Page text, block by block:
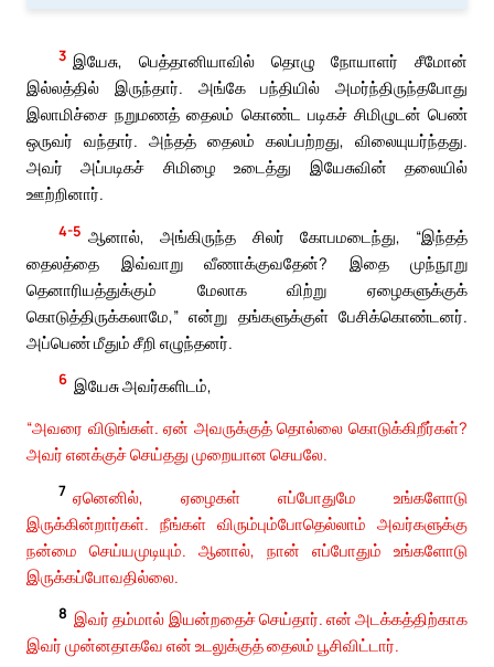
3 இயேசு, பெத்தானியாவில் தொழு நோயாளர் சீமோன்
இல்லத்தில் இருந்தார். அங்கே பந்தியில் அமர்ந்திருந்தபோது
இலாமிச்சை நறுமணத் தைலம் கொண்ட படிகச் சிமிழுடன் பெண்
ஒருவர் வந்தார். அந்தத் தைலம் கலப்பற்றது, விலையுயர்ந்தது.
அவர் அப்படிகச் சிமிழை உடைத்து இயேசுவின் தலையில்
ஊற்றினார்.
4-5 ஆனால், அங்கிருந்த சிலர் கோபமடைந்து, “இந்தத்
தைலத்தை இவ்வாறு வீணாக்குவதேன்? இதை முந்நூறு
தெனாரியத்துக்கும் மேலாக விற்று ஏழைகளுக்குக்
கொடுத்திருக்கலாமே,” என்று தங்களுக்குள் பேசிக்கொண்டனர்.
அப்பெண் மீதும் சீறி எழுந்தனர்.
6 இயேசு அவர்களிடம்,
“அவரை விடுங்கள். ஏன் அவருக்குத் தொல்லை கொடுக்கிறீர்கள்?
அவர் எனக்குச் செய்தது முறையான செயலே.
7 ஏனெனில், ஏழைகள் எப்போதுமே உங்களோடு
இருக்கின்றார்கள். நீங்கள் விரும்பும்போதெல்லாம் அவர்களுக்கு
நன்மை செய்யமுடியும். ஆனால், நான் எப்போதும் உங்களோடு
இருக்கப்போவதில்லை.
8 இவர் தம்மால் இயன்றதைச் செய்தார். என் அடக்கத்திற்காக
இவர் முன்னதாகவே என் உடலுக்குத் தைலம் பூசிவிட்டார்.